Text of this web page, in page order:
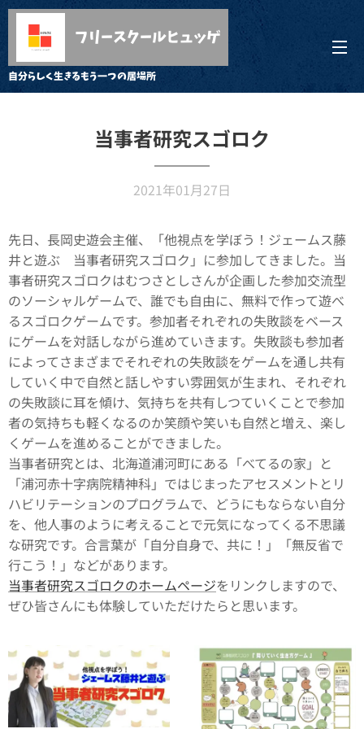
フリースクールヒュッゲ
自分らしく生きるもう一つの居場所
当事者研究スゴロク
2021年01月27日
先日、長岡史遊会主催、「他視点を学ぼう！ジェームス藤
井と遊ぶ 当事者研究スゴロク」に参加してきました。当
事者研究スゴロクはむつさとしさんが企画した参加交流型
のソーシャルゲームで、誰でも自由に、無料で作って遊べ
るスゴロクゲームです。参加者それぞれの失敗談をベース
にゲームを対話しながら進めていきます。失敗談も参加者
によってさまざまでそれぞれの失敗談をゲームを通し共有
していく中で自然と話しやすい雰囲気が生まれ、それぞれ
の失敗談に耳を傾け、気持ちを共有しつていくことで参加
者の気持ちも軽くなるのか笑顔や笑いも自然と増え、楽し
くゲームを進めることができました。
当事者研究とは、北海道浦河町にある「べてるの家」と
「浦河赤十字病院精神科」ではじまったアセスメントとリ
ハビリテーションのプログラムで、どうにもならない自分
を、他人事のように考えることで元気になってくる不思議
な研究です。合言葉が「自分自身で、共に！」「無反省で
行こう！」などがあります。
当事者研究スゴロクのホームページをリンクしますので、
ぜひ皆さんにも体験していただけたらと思います。